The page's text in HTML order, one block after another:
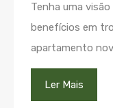
Tenha uma
benefícios em
apartamento
Ler Mais